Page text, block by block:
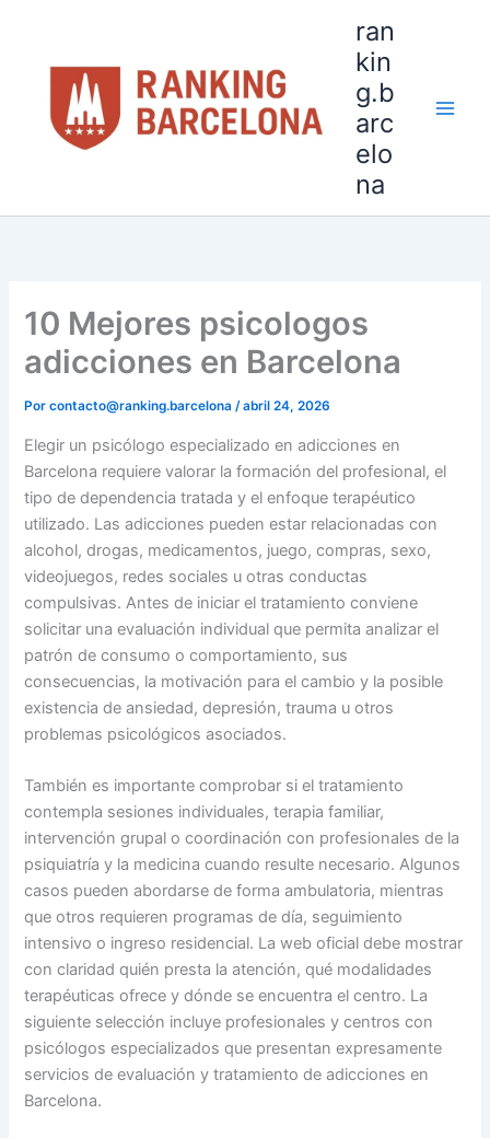
contenido
ran
kin
g.b
arc
elo
na
10 Mejores psicologos
adicciones en Barcelona
Porcontacto@ranking.barcelona/abril 24, 2026
Elegir un psicólogo especializado en adicciones en
Barcelona requiere valorar la formación del profesional, el
tipo de dependencia tratada y el enfoque terapéutico
utilizado. Las adicciones pueden estar relacionadas con
alcohol, drogas, medicamentos, juego, compras, sexo,
videojuegos, redes sociales u otras conductas
compulsivas. Antes de iniciar el tratamiento conviene
solicitar una evaluación individual que permita analizar el
patrón de consumo o comportamiento, sus
consecuencias, la motivación para el cambio y la posible
existencia de ansiedad, depresión, trauma u otros
problemas psicológicos asociados.
También es importante comprobar si el tratamiento
contempla sesiones individuales, terapia familiar,
intervención grupal o coordinación con profesionales de la
psiquiatría y la medicina cuando resulte necesario. Algunos
casos pueden abordarse de forma ambulatoria, mientras
que otros requieren programas de día, seguimiento
intensivo o ingreso residencial. La web oficial debe mostrar
con claridad quién presta la atención, qué modalidades
terapéuticas ofrece y dónde se encuentra el centro. La
siguiente selección incluye profesionales y centros con
psicólogos especializados que presentan expresamente
servicios de evaluación y tratamiento de adicciones en
Barcelona.